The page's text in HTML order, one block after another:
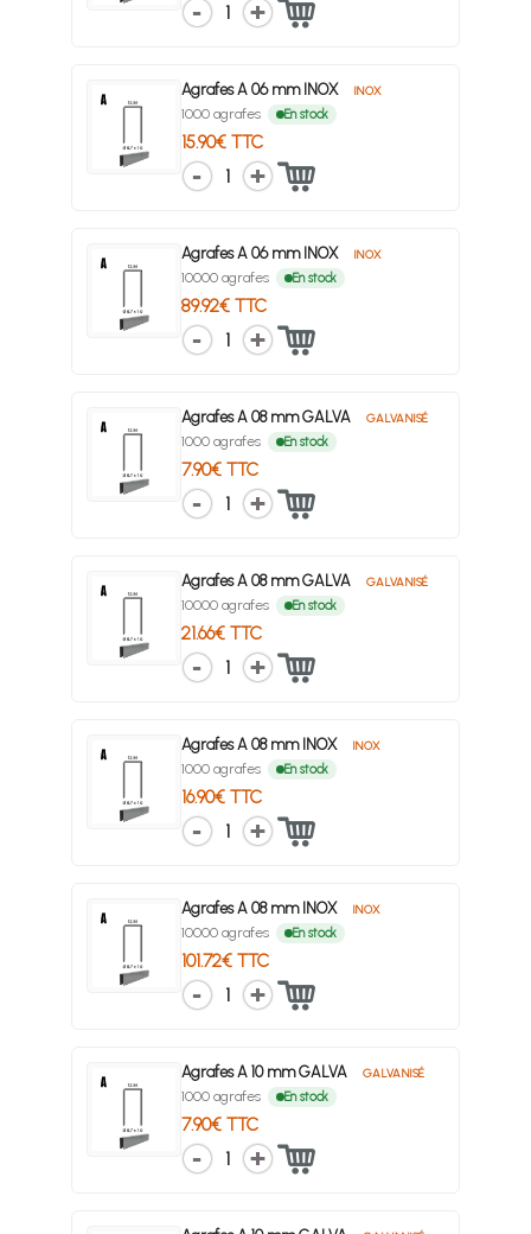
1
Agrafes A 06 mm INOX INOX
1000 agrafes En stock
15.90€ TTC
1
Agrafes A 06 mm INOX INOX
10000 agrafes En stock
89.92€ TTC
1
Agrafes A 08 mm GALVA GALVANISÉ
1000 agrafes En stock
7.90€ TTC
1
Agrafes A 08 mm GALVA GALVANISÉ
10000 agrafes En stock
21.66€ TTC
1
Agrafes A 08 mm INOX INOX
1000 agrafes En stock
16.90€ TTC
1
Agrafes A 08 mm INOX INOX
10000 agrafes En stock
101.72€ TTC
1
Agrafes A 10 mm GALVA GALVANISÉ
1000 agrafes En stock
7.90€ TTC
1